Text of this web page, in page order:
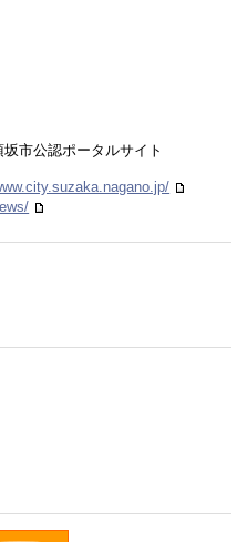
市公認ポータルサイト